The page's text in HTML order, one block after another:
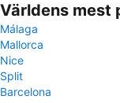
Världens mest
Málaga
Mallorca
Nice
Split
Barcelona